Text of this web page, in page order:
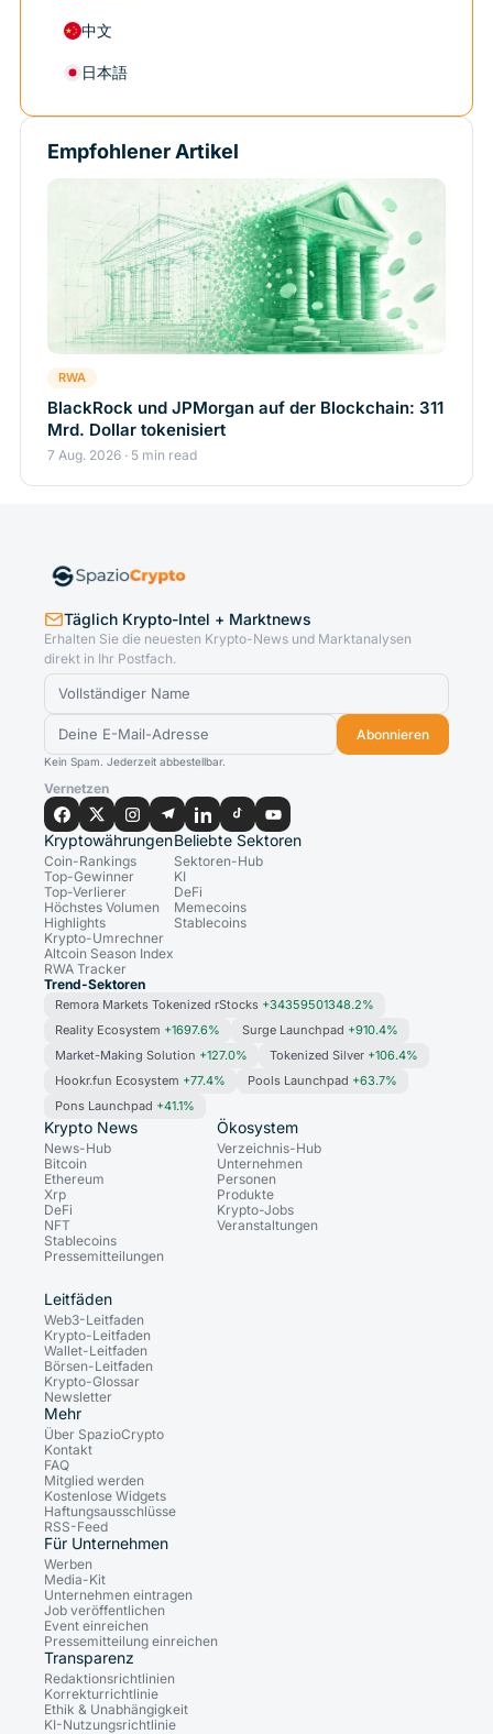
中文
日本語
Empfohlener Artikel
RWA
BlackRock und JPMorgan auf der Blockchain: 311
Mrd. Dollar tokenisiert
7 Aug. 2026 · 5 min read
Täglich Krypto-Intel + Marktnews
Erhalten Sie die neuesten Krypto-News und Marktanalysen
direkt in Ihr Postfach.
Abonnieren
Kein Spam. Jederzeit abbestellbar.
Vernetzen
Kryptowährungen
Coin-Rankings
Top-Gewinner
Top-Verlierer
Höchstes Volumen
Highlights
Krypto-Umrechner
Altcoin Season Index
RWA Tracker
Beliebte Sektoren
Sektoren-Hub
KI
DeFi
Memecoins
Stablecoins
Trend-Sektoren
Remora Markets Tokenized rStocks +34359501348.2%
Reality Ecosystem +1697.6% Surge Launchpad +910.4%
Market-Making Solution +127.0% Tokenized Silver +106.4%
Hookr.fun Ecosystem +77.4% Pools Launchpad +63.7%
Pons Launchpad +41.1%
Krypto News
News-Hub
Bitcoin
Ethereum
Xrp
DeFi
NFT
Stablecoins
Pressemitteilungen
Ökosystem
Verzeichnis-Hub
Unternehmen
Personen
Produkte
Krypto-Jobs
Veranstaltungen
Leitfäden
Web3-Leitfaden
Krypto-Leitfaden
Wallet-Leitfaden
Börsen-Leitfaden
Krypto-Glossar
Newsletter
Mehr
Über SpazioCrypto
Kontakt
FAQ
Mitglied werden
Kostenlose Widgets
Haftungsausschlüsse
RSS-Feed
Für Unternehmen
Werben
Media-Kit
Unternehmen eintragen
Job veröffentlichen
Event einreichen
Pressemitteilung einreichen
Transparenz
Redaktionsrichtlinien
Korrekturrichtlinie
Ethik & Unabhängigkeit
KI-Nutzungsrichtlinie